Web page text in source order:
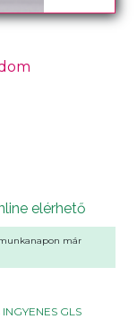
elérhető
már
GLS